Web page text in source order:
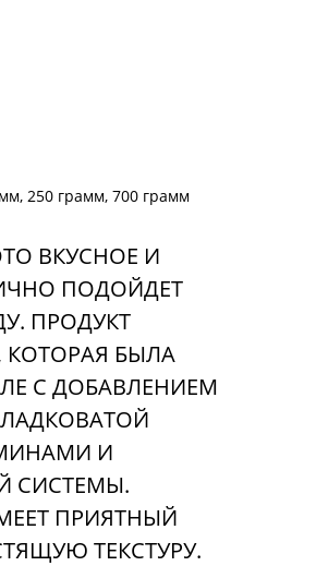
250 грамм, 700 грамм
ВКУСНОЕ И
ПОДОЙДЕТ
ПРОДУКТ
КОТОРАЯ БЫЛА
С ДОБАВЛЕНИЕМ
И
СИСТЕМЫ.
ПРИЯТНЫЙ
ТЕКСТУРУ.